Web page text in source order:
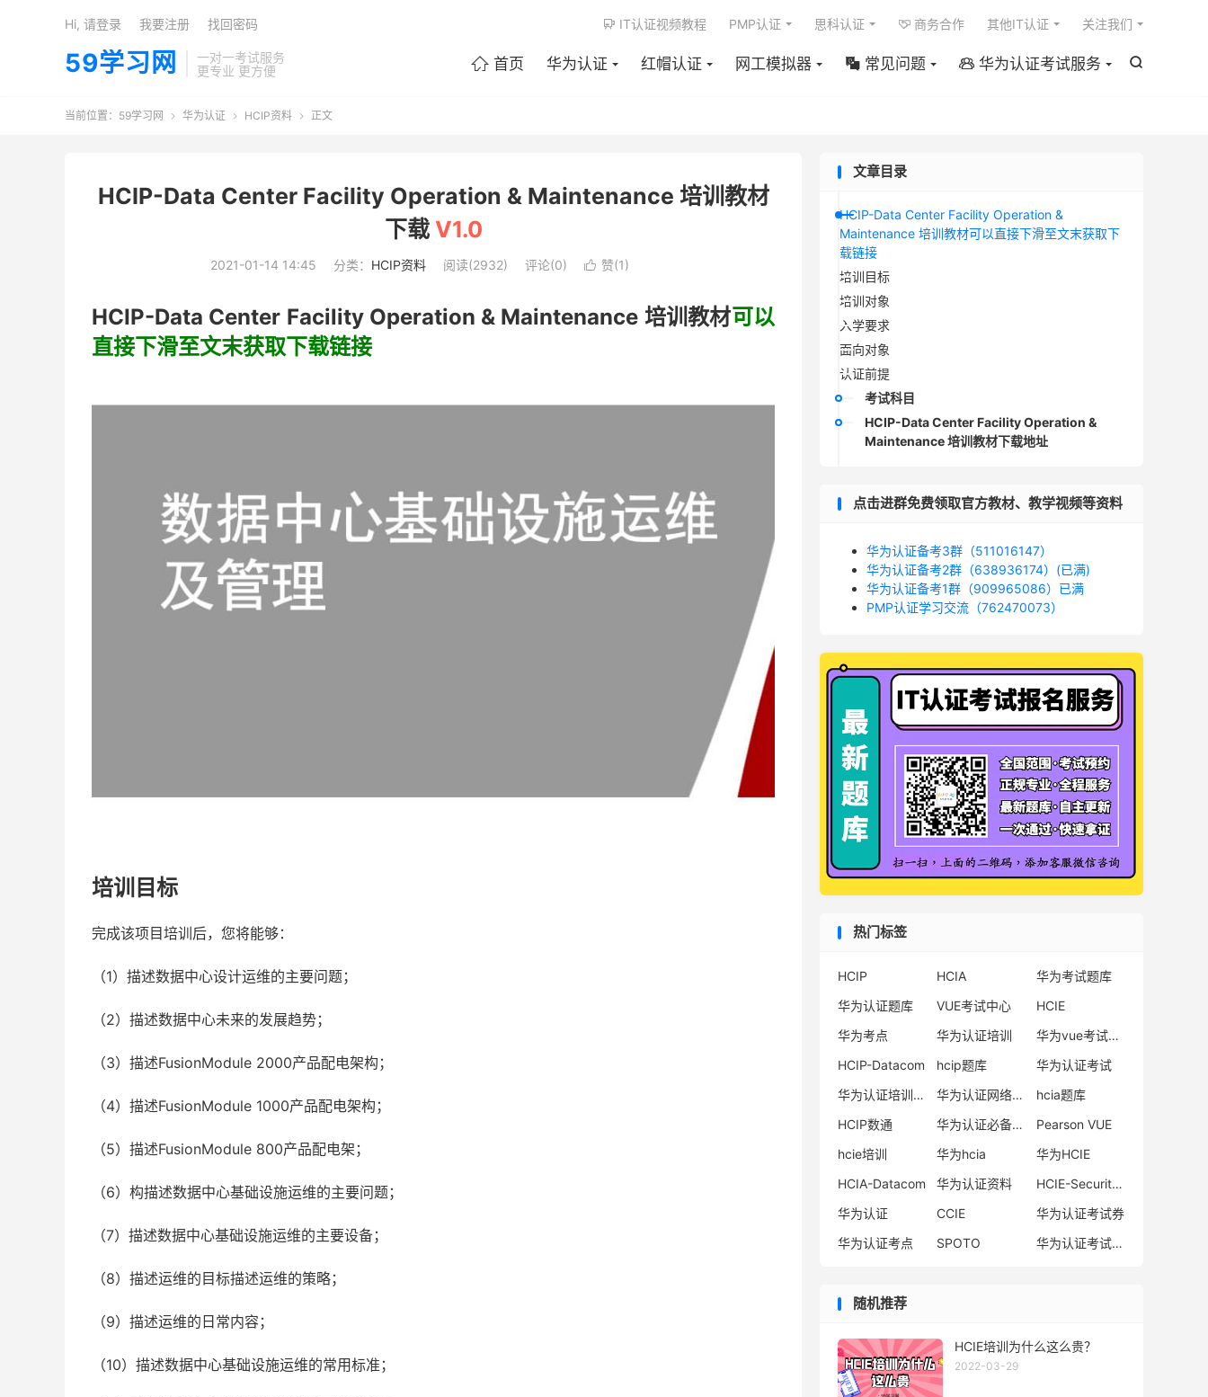
59学习网
一对一考试服务
更专业 更方便

 首页 华为认证 红帽认证 网工模拟器  常见问题  华为认证考试服务
 IT认证视频教程 PMP认证 思科认证  商务合作 其他IT认证 关注我们
Hi, 请登录 我要注册 找回密码
当前位置： 59学习网  华为认证  HCIP资料  正文
HCIP-Data Center Facility Operation & Maintenance 培训教材
下载 V1.0
2021-01-14 14:45 分类： HCIP资料 阅读(2932) 评论(0)  赞(1)
HCIP-Data Center Facility Operation & Maintenance 培训教材可以
直接下滑至文末获取下载链接
培训目标
完成该项目培训后，您将能够：
（1）描述数据中心设计运维的主要问题；
（2）描述数据中心未来的发展趋势；
（3）描述FusionModule 2000产品配电架构；
（4）描述FusionModule 1000产品配电架构；
（5）描述FusionModule 800产品配电架；
（6）构描述数据中心基础设施运维的主要问题；
（7）描述数据中心基础设施运维的主要设备；
（8）描述运维的目标描述运维的策略；
（9）描述运维的日常内容；
（10）描述数据中心基础设施运维的常用标准；
文章目录
HCIP-Data Center Facility Operation &
Maintenance 培训教材可以直接下滑至文末获取下
载链接
培训目标
培训对象
入学要求
面向对象
认证前提
考试科目
HCIP-Data Center Facility Operation &
Maintenance 培训教材下载地址
点击进群免费领取官方教材、教学视频等资料
华为认证备考3群（511016147）
华为认证备考2群（638936174）(已满)
华为认证备考1群（909965086）已满
PMP认证学习交流（762470073）
热门标签
HCIP HCIA
华为考试题库
华为认证题库
VUE考试中心
HCIE
华为考点
华为认证培训
华为vue考试中心
HCIP-Datacom
hcip题库
华为认证考试
华为认证培训机构
华为认证网络工程师
hcia题库
HCIP数通
华为认证必备电子书系列
Pearson VUE
hcie培训
华为hcia
华为HCIE
HCIA-Datacom
华为认证资料
HCIE-Security备考指南
华为认证
CCIE
华为认证考试券
华为认证考点
SPOTO 华为认证考试费用
随机推荐
HCIE培训为什么这么贵？
2022-03-29